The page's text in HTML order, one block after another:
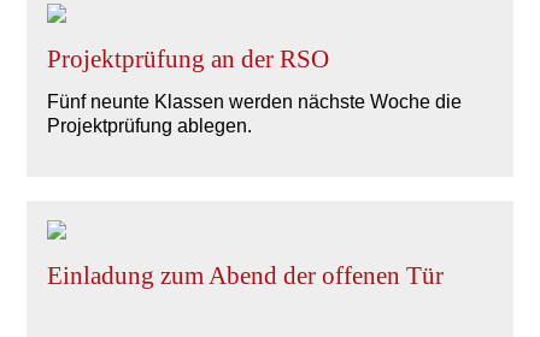
Projektprüfung an der RSO
Fünf neunte Klassen werden nächste Woche die
Projektprüfung ablegen.
Einladung zum Abend der offenen Tür